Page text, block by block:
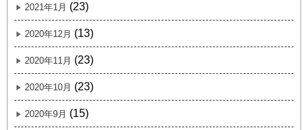
2021年1月 (23)
2020年12月 (13)
2020年11月 (23)
2020年10月 (23)
2020年9月 (15)